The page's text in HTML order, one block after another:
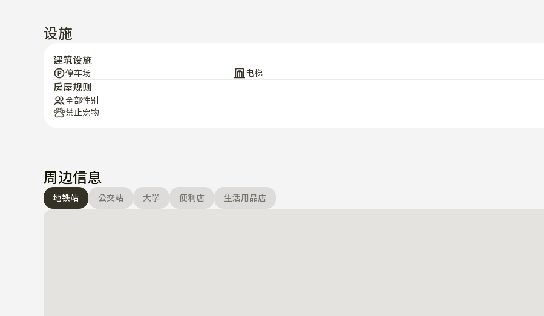
设施
建筑设施
停车场 电梯
房屋规则
全部性别
禁止宠物
周边信息
地铁站 公交站 大学 便利店 生活用品店